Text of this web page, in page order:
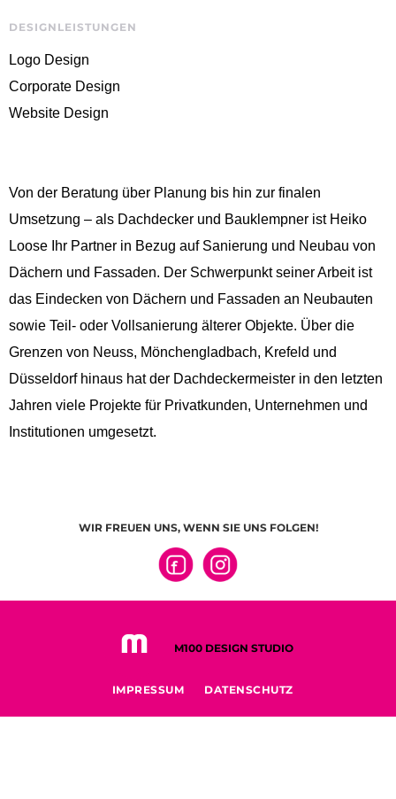
DESIGNLEISTUNGEN
Logo Design
Corporate Design
Website Design
Von der Beratung über Planung bis hin zur finalen
Umsetzung – als Dachdecker und Bauklempner ist Heiko
Loose Ihr Partner in Bezug auf Sanierung und Neubau von
Dächern und Fassaden. Der Schwerpunkt seiner Arbeit ist
das Eindecken von Dächern und Fassaden an Neubauten
sowie Teil- oder Vollsanierung älterer Objekte. Über die
Grenzen von Neuss, Mönchengladbach, Krefeld und
Düsseldorf hinaus hat der Dachdeckermeister in den letzten
Jahren viele Projekte für Privatkunden, Unternehmen und
Institutionen umgesetzt.
WIR FREUEN UNS, WENN SIE UNS FOLGEN!
M100 DESIGN STUDIO
IMPRESSUM DATENSCHUTZ